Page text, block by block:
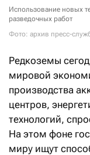
Использование новых
разведочных работ
Фото: архив пресс-
Редкоземы
мировой
производства
центров,
технологий,
На этом фоне
миру ищут